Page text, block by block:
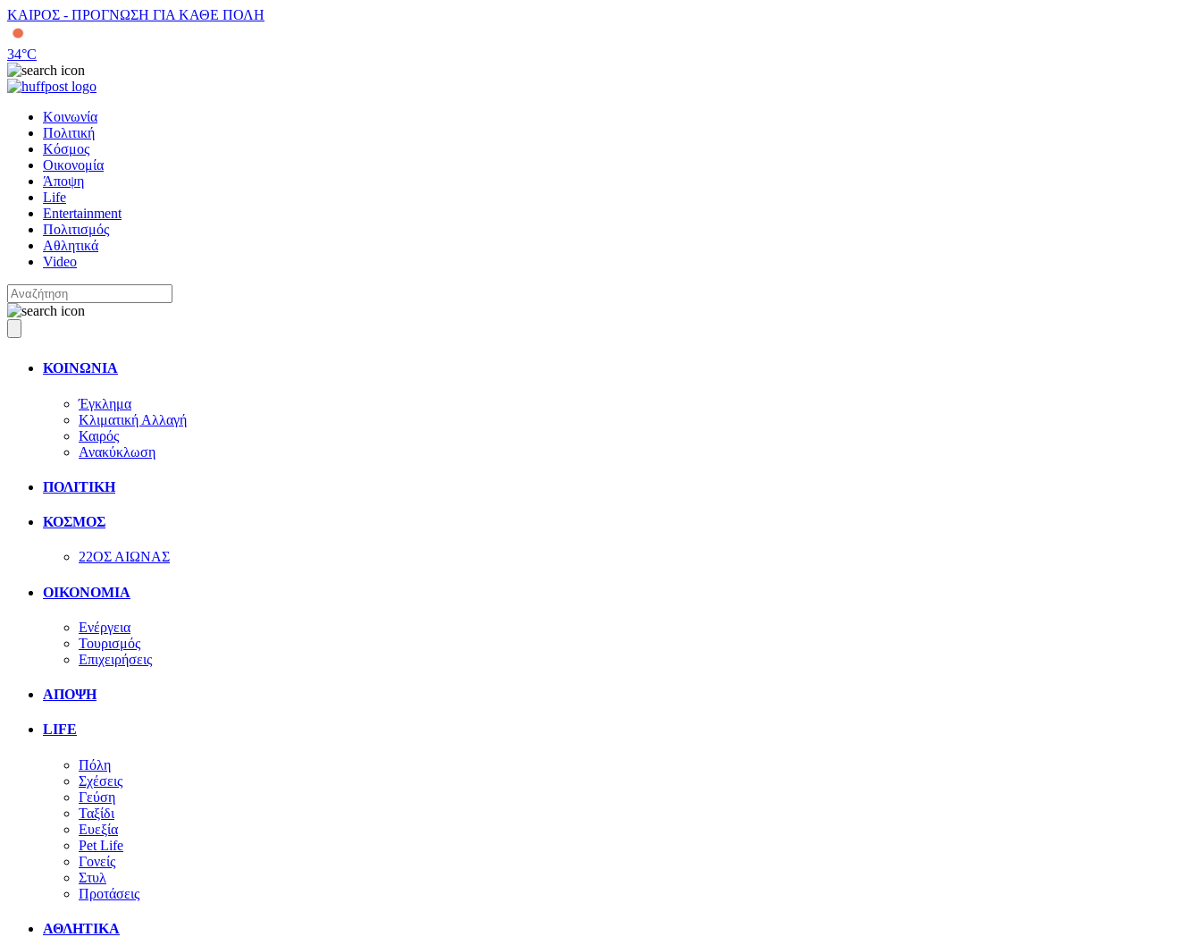
ΚΑΙΡΟΣ - ΠΡΟΓΝΩΣΗ ΓΙΑ ΚΑΘΕ ΠΟΛΗ
34°C
Κοινωνία
Πολιτική
Κόσμος
Οικονομία
Άποψη
Life
Entertainment
Πολιτισμός
Αθλητικά
Video
ΚΟΙΝΩΝΙΑ
Έγκλημα
Κλιματική Αλλαγή
Καιρός
Ανακύκλωση
ΠΟΛΙΤΙΚΗ
ΚΟΣΜΟΣ
22ΟΣ ΑΙΩΝΑΣ
ΟΙΚΟΝΟΜΙΑ
Ενέργεια
Τουρισμός
Επιχειρήσεις
ΑΠΟΨΗ
LIFE
Πόλη
Σχέσεις
Γεύση
Ταξίδι
Ευεξία
Pet Life
Γονείς
Στυλ
Προτάσεις
ΑΘΛΗΤΙΚΑ